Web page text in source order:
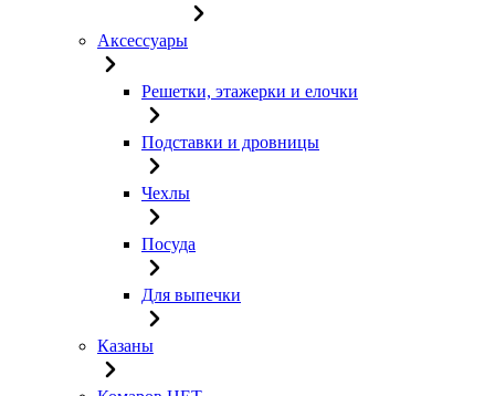
Аксессуары
Решетки, этажерки и елочки
Подставки и дровницы
Чехлы
Посуда
Для выпечки
Казаны